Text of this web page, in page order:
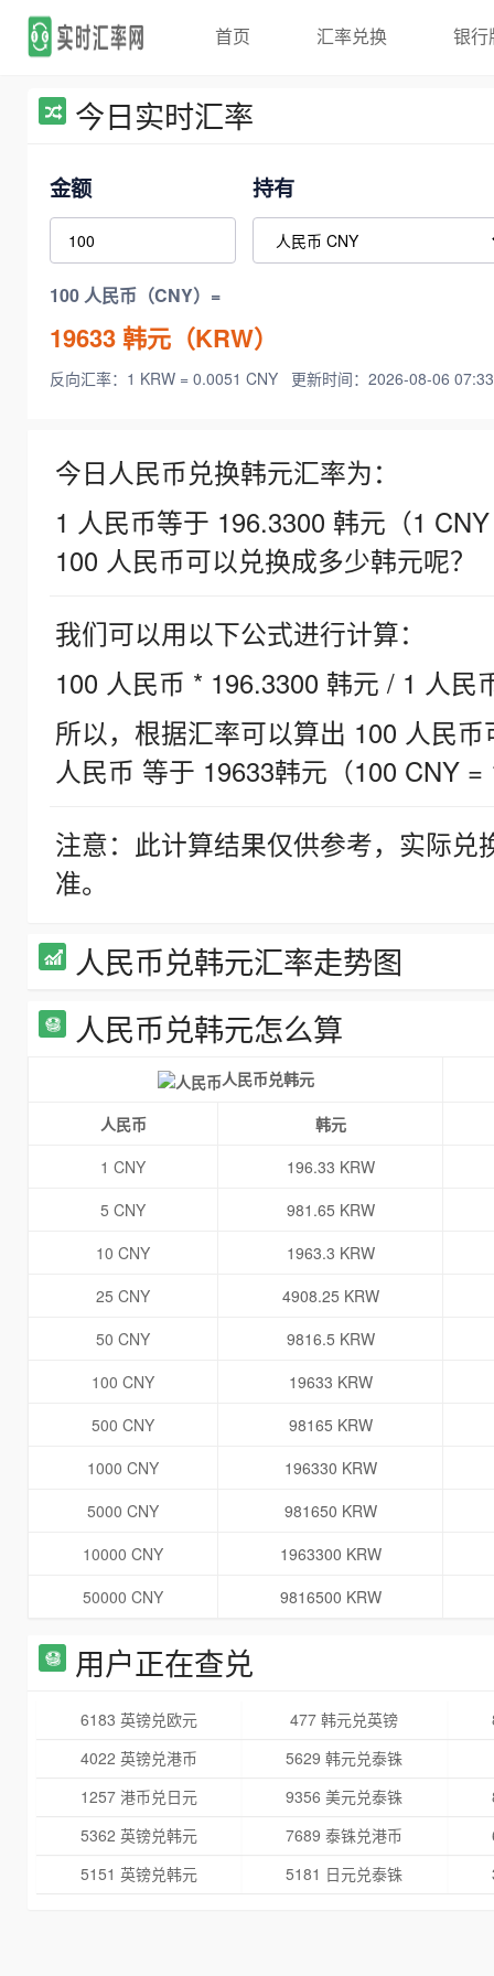
首页 汇率兑换 银行
今日实时汇率
金额 持有
100 人民币（CNY）=
19633韩元（KRW）
反向汇率：1 KRW = 0.0051 CNY 更新时间：2026-08-06
今日人民币兑换韩元汇率为：
1 人民币等于 196.3300 韩元（1
100 人民币可以兑换成多少韩元呢？
我们可以用以下公式进行计算：
100 人民币 * 196.3300 韩元 / 1 人民
所以，根据汇率可以算出 100 人民
人民币 等于 19633韩元（100 CNY =
注意：此计算结果仅供参考，实际
准。
人民币兑韩元汇率走势图
人民币兑韩元怎么算
人民币兑韩元
人民币
韩元
1 CNY
196.33 KRW
5 CNY
981.65 KRW
10 CNY
1963.3 KRW
25 CNY
4908.25 KRW
50 CNY
9816.5 KRW
100 CNY
19633 KRW
500 CNY
98165 KRW
1000 CNY
196330 KRW
5000 CNY
981650 KRW
10000 CNY
1963300 KRW
50000 CNY
9816500 KRW
用户正在查兑
6183 英镑兑欧元 477 韩元兑英镑
4022 英镑兑港币
5629 韩元兑泰铢
1257 港币兑日元
9356 美元兑泰铢
5362 英镑兑韩元
7689 泰铢兑港币
5151 英镑兑韩元
5181 日元兑泰铢